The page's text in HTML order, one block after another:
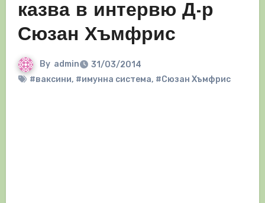
казва в интервю Д-р
Сюзан Хъмфрис
By admin
31/03/2014
#ваксини, #имунна система, #Сюзан Хъмфрис